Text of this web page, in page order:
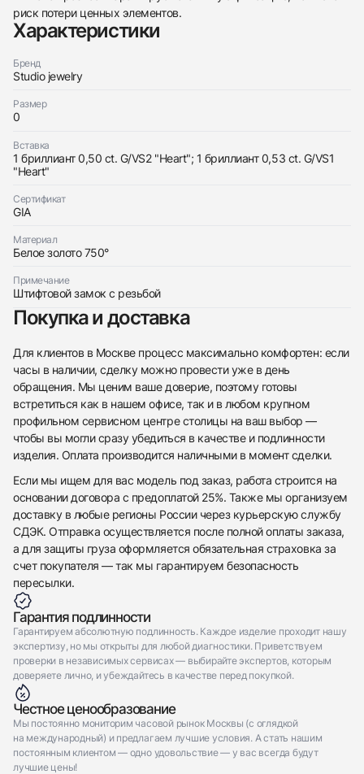
438
285
145
142
205
204
195
150
6
риск потери ценных элементов.
Характеристики
Бренд
Studio jewelry
Размер
0
Вставка
1 бриллиант 0,50 ct. G/VS2 "Heart"; 1 бриллиант 0,53 ct. G/VS1
"Heart"
Сертификат
GIA
Материал
Белое золото 750°
Примечание
Штифтовой замок с резьбой
Покупка и доставка
Для клиентов в Москве процесс максимально комфортен: если
часы в наличии, сделку можно провести уже в день
обращения. Мы ценим ваше доверие, поэтому готовы
встретиться как в нашем офисе, так и в любом крупном
профильном сервисном центре столицы на ваш выбор —
чтобы вы могли сразу убедиться в качестве и подлинности
изделия. Оплата производится наличными в момент сделки.
Если мы ищем для вас модель под заказ, работа строится на
основании договора с предоплатой 25%. Также мы организуем
доставку в любые регионы России через курьерскую службу
СДЭК. Отправка осуществляется после полной оплаты заказа,
а для защиты груза оформляется обязательная страховка за
счет покупателя — так мы гарантируем безопасность
пересылки.
Гарантия подлинности
Гарантируем абсолютную подлинность. Каждое изделие проходит нашу
экспертизу, но мы открыты для любой диагностики. Приветствуем
проверки в независимых сервисах — выбирайте экспертов, которым
доверяете лично, и убеждайтесь в качестве перед покупкой.
Честное ценообразование
Мы постоянно мониторим часовой рынок Москвы (с оглядкой
на международный) и предлагаем лучшие условия. А стать нашим
постоянным клиентом — одно удовольствие — у вас всегда будут
лучшие цены!
Купить эти часы
Оставьте ваши контактные данные и мы свяжемся
с вами
НовыеКоробка + Документы
Отправить заявку
Трейд-ин часов
Оставьте ваши контактные данные и мы свяжемся
с вами
Приложите фото ваших часов…
Отправить заявку